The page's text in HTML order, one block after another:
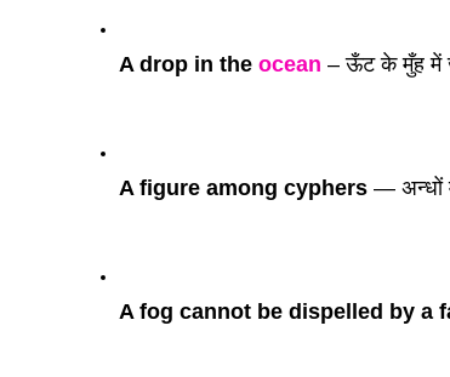
A drop in the ocean – ऊँट के मुँह में
A figure among cyphers — अन्धों
A fog cannot be dispelled by a